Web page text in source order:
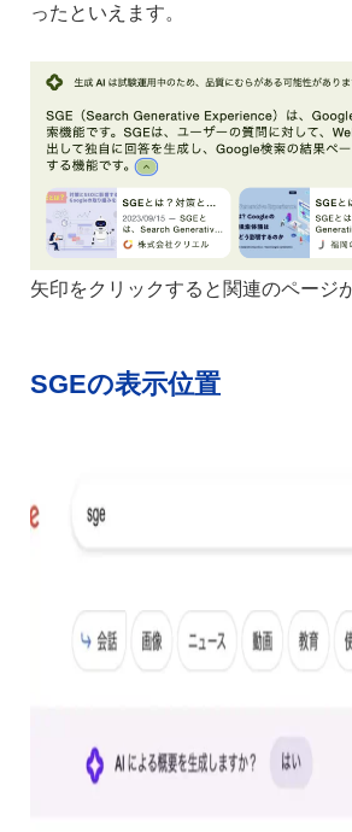
ったといえます。
矢印をクリックすると関連のページ
SGEの表示位置